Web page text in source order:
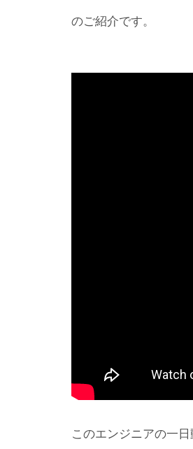
のご紹介です。
このエンジニアの一